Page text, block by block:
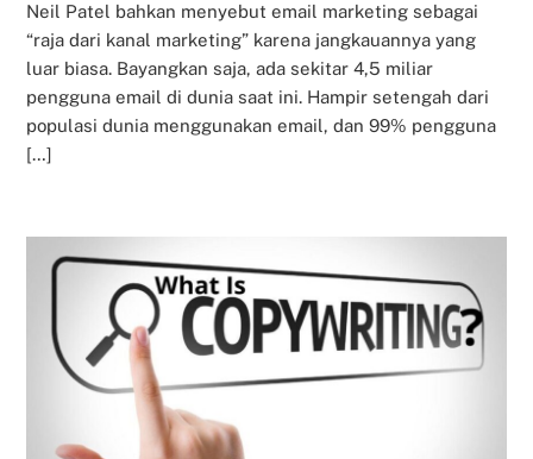
Neil Patel bahkan menyebut email marketing sebagai
“raja dari kanal marketing” karena jangkauannya yang
luar biasa. Bayangkan saja, ada sekitar 4,5 miliar
pengguna email di dunia saat ini. Hampir setengah dari
populasi dunia menggunakan email, dan 99% pengguna
[…]